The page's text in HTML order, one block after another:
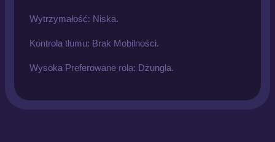
Wytrzymałość: Niska.
Kontrola tłumu: Brak Mobilności.
Wysoka Preferowane rola: Dżungla.